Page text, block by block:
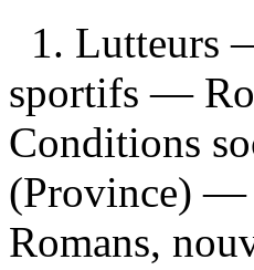
1. Lutteurs
sportifs —
Conditions
(Province) —
Romans,